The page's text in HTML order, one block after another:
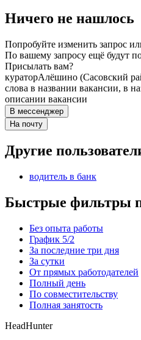
Ничего не нашлось
Попробуйте изменить запрос
По вашему запросу ещё будут
Присылать вам?
кураторАлёшино (Сасовский
слова в названии вакансии, в
описании вакансии
В мессенджер
На почту
Другие
водитель в банк
Быстрые фильтры
Без опыта работы
График 5/2
За последние три дня
За сутки
От прямых работодателей
Полный день
По совместительству
Полная занятость
HeadHunter